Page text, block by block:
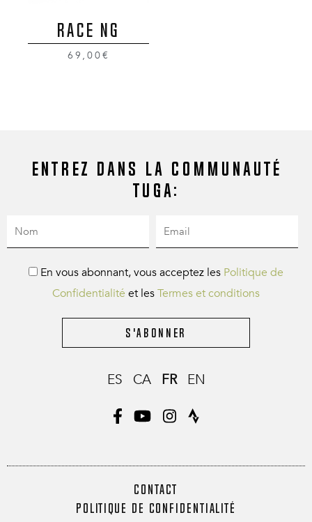
RACE NG
69,00€
Entrez dans la communauté
Tuga:
En vous abonnant, vous acceptez les Politique de
Confidentialité et lesTermes et conditions
S'abonner
ES CA FR EN
CONTACT
POLITIQUE DE CONFIDENTIALITÉ